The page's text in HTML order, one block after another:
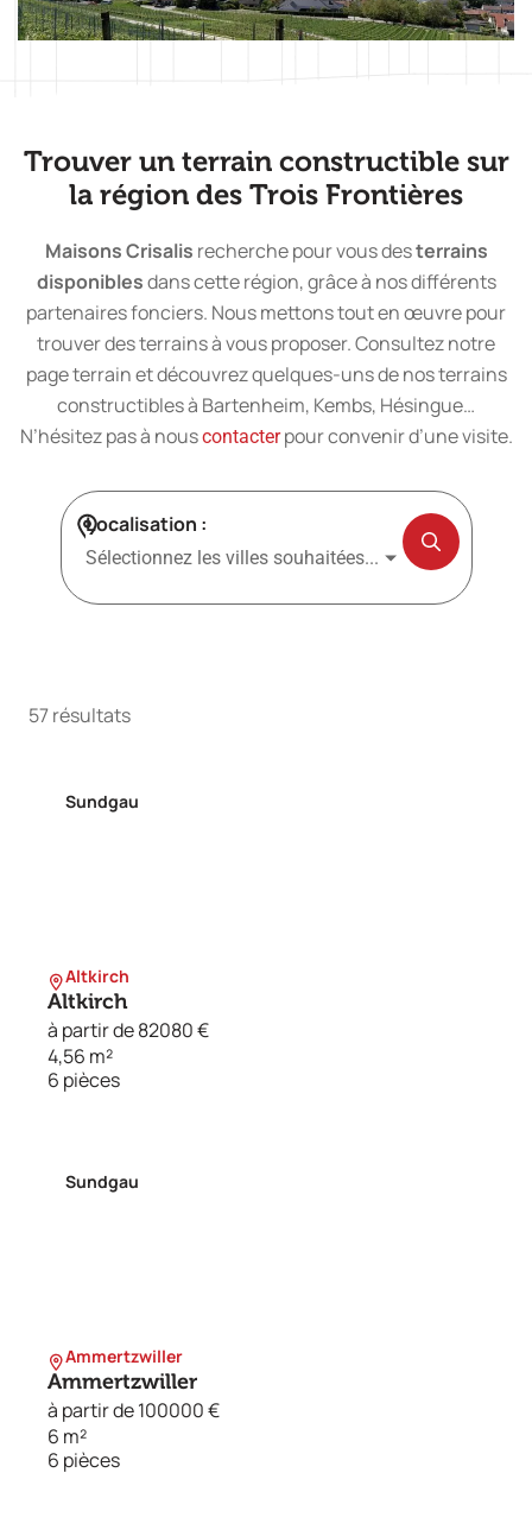
Trouver un terrain constructible sur
la région des Trois Frontières
Maisons Crisalis recherche pour vous desterrains
disponiblesdans cette région, grâce à nos différents
partenaires fonciers. Nous mettons tout en œuvre pour
trouver des terrains à vous proposer. Consultez notre
page terrain et découvrez quelques-uns de nos terrains
constructibles à Bartenheim, Kembs, Hésingue…
N’hésitez pas à nouscontacterpour convenir d’une visite.
Localisation
Sélectionnez les villes souhaitées...
57résultats
Sundgau
Altkirch
Altkirch
à partir de 82080 €
4,56 m²
6 pièces
Sundgau
Ammertzwiller
Ammertzwiller
à partir de 100000 €
6 m²
6 pièces